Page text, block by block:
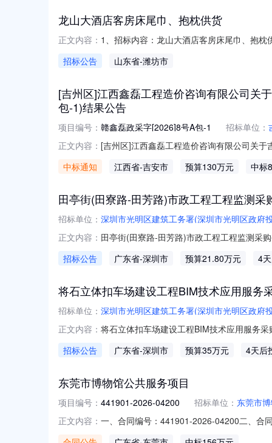
龙山大酒店客房床尾巾、抱枕供货
正文内容： 1、招标内容：龙山大酒店客房床尾巾、抱
务。10、报名地址：http://
招标公告 山东省-潍坊市
[吉州区]江西鑫磊工程造价咨询有限公司关
包-1)结果公告
项目编号： 赣鑫磊政采字[2026]8号A包-1 招标单位：
正文内容： [吉州区]江西鑫磊工程造价咨询有限公司关
应商联系人：赵文峰供应商联系电话：
中标通知 江西省-吉安市 预算130万元 中标
田亭街(田寮路-田芳路)市政工程工程监测采
招标单位： 深圳市光明区建筑工务署(深圳市光明区政府
正文内容： 田亭街(田寮路-田芳路)市政工程工程监测采
双向2车道的城市支路。3采购单位：深圳
招标公告 广东省-深圳市 预算21.80万元 4
将石立体扣车场建设工程BIM技术应用服务
招标单位： 深圳市光明区建筑工务署(深圳市光明区政府
正文内容： 将石立体扣车场建设工程BIM技术应用服务
有保留用房1处，设置室内机动车位913个
招标公告 广东省-深圳市 预算35万元 4天后
东莞市博物馆公共服务项目
项目编号： 441901-2026-04200 招标单位： 东莞市
正文内容： 一、合同编号：441901-2026-04200二、合